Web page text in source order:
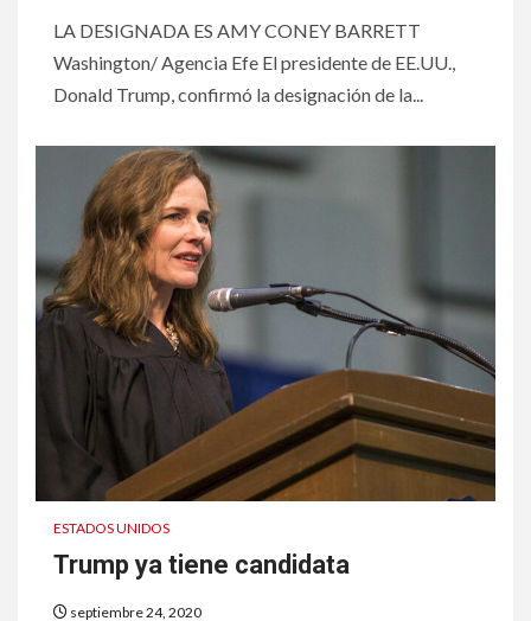
LA DESIGNADA ES AMY CONEY BARRETT
Washington/ Agencia Efe El presidente de EE.UU.,
Donald Trump, confirmó la designación de la...
ESTADOS UNIDOS
Trump ya tiene candidata
septiembre 24, 2020
6
HOGAR Y SALUD
Gas radón exige atención de
compradores e inquilinos
HOGAR Y SALUD
Insistir también tiene su
precio
NOTICIAS